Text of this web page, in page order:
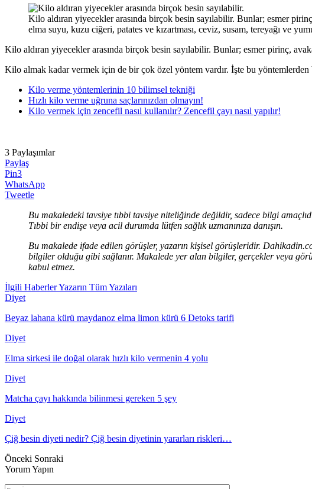
Kilo aldıran yiyecekler arasında birçok besin sayılabilir. Bunlar; esmer
elma suyu, kuzu ciğeri, patates ve kızartması, ceviz, susam, tereyağı ve
Kilo aldıran yiyecekler arasında birçok besin sayılabilir. Bunlar; esmer pirinç,
Kilo almak kadar vermek için de bir çok özel yöntem vardır. İşte bu yöntemlerden
Kilo verme yöntemlerinin 10 bilimsel tekniği
Hızlı kilo verme uğruna saçlarınızdan olmayın!
Kilo vermek için zencefil nasıl kullanılır? Zencefil çayı nasıl yapılır!
3 Paylaşımlar
Paylaş
Pin3
WhatsApp
Tweetle
Bu makaledeki tavsiye tıbbi tavsiye niteliğinde değildir, sadece bilgi
Tıbbi bir endişe veya acil durumda lütfen sağlık uzmanınıza danışın.
Bu makalede ifade edilen görüşler, yazarın kişisel görüşleridir.
bilgiler olduğu gibi sağlanır. Makalede yer alan bilgiler, gerçekler veya
kabul etmez.
İlgili HaberlerYazarın Tüm Yazıları
Diyet
Beyaz lahana kürü maydanoz elma limon kürü 6 Detoks tarifi
Diyet
Elma sirkesi ile doğal olarak hızlı kilo vermenin 4 yolu
Diyet
Matcha çayı hakkında bilinmesi gereken 5 şey
Diyet
Çiğ besin diyeti nedir? Çiğ besin diyetinin yararları riskleri…
Önceki Sonraki
Yorum Yapın